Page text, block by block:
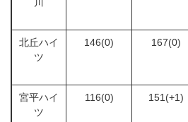
北丘ハイ
ツ
146(0) 167(0)
宮平ハイ
ツ
116(0) 151(+1)